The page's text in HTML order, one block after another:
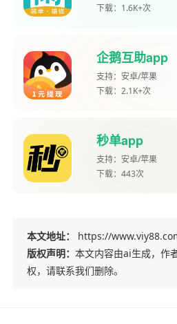
下载： 1.6K+次
企鹅互助app
支持： 安卓/苹果
下载： 2.1K+次
秒单app
支持： 安卓/苹果
下载： 443次
本文地址：
https://
版权声明： 本文内容由ai生成，作
权，请联系我们删除。